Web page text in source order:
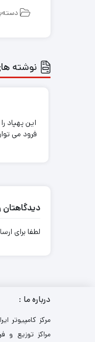
نوشته
این پهپاد
فرود می
دیدگاهتان
لطفا برای
درباره ما :
مرکز کامپیوتر
مراکز توزیع و